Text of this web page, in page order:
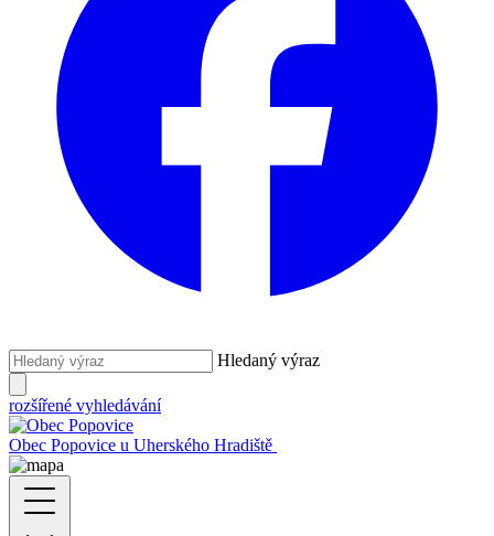
Hledaný výraz
rozšířené vyhledávání
Obec Popovice u Uherského Hradiště